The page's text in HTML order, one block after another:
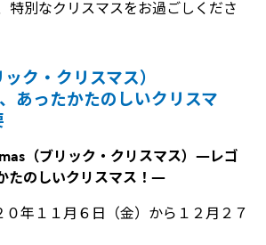
特別なクリスマスをお過ごしくださ
ック・クリスマス）
あったかたのしいクリスマ
（ブリック・クリスマス）―レゴ
たのしいクリスマス！―
１１月６日（金）から１２月２７